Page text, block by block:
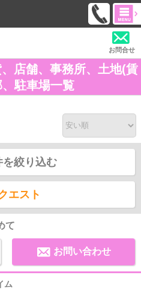
お問合せ
店舗、事務所、土地(賃
駐車場一覧
を絞り込む
エスト
て
お問い合わせ
ム